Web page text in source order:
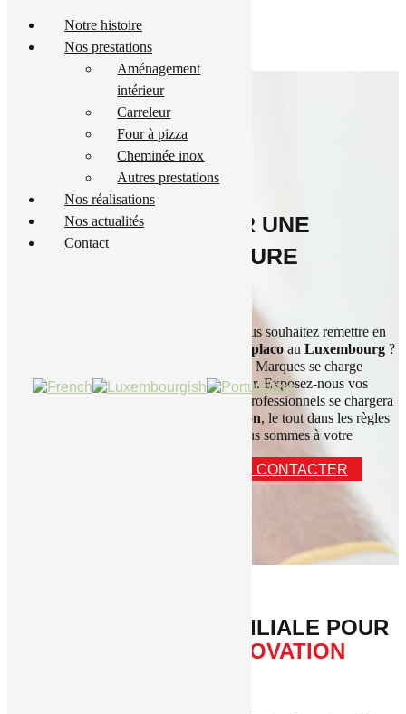
POSE DE PLACO AU
LUXEMBOURG : POUR UNE
RÉNOVATION INTÉRIEURE
Vous pensez à rénover votre intérieur ? Vous souhaitez remettre en
pose de placo au Luxembourg ?
Votre entreprise de rénovation, Rénovation Marques se charge
d’aménager votre intérieur et votre extérieur. Exposez-nous vos
souhaits et vos attentes ! Notre équipe de professionnels se chargera
travaux de rénovation, le tout dans les règles
de l’art ! Particuliers ou professionnels, nous sommes à votre
NOUS CONTACTER
UNE ENTREPRISE FAMILIALE POUR
VOS PROJETS DE RÉNOVATION
Notre histoire
Nos prestations
Aménagement
intérieur
Carreleur
Four à pizza
Cheminée inox
Autres prestations
Nos réalisations
Nos actualités
Contact